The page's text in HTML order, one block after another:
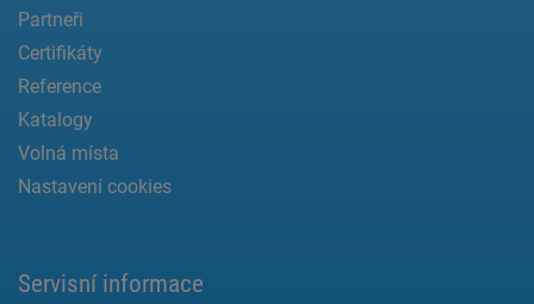
Partneři
Certifikáty
Reference
Katalogy
Volná místa
Nastavení cookies
Servisní informace